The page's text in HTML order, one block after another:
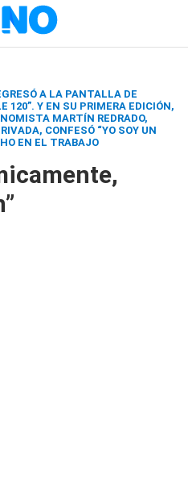
A LA PANTALLA DE
120”. Y EN SU PRIMERA EDICIÓN,
MARTÍN REDRADO,
CONFESÓ “YO SOY UN
EN EL TRABAJO